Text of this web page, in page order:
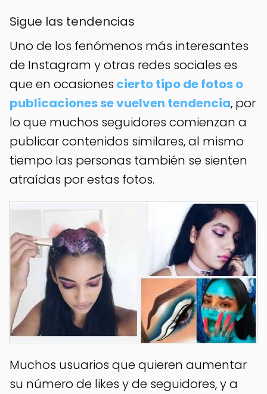
Sigue las tendencias
Uno de los fenómenos más interesantes
de Instagram y otras redes sociales es
que en ocasiones cierto tipo de fotos o
publicaciones se vuelven tendencia, por
lo que muchos seguidores comienzan a
publicar contenidos similares, al mismo
tiempo las personas también se sienten
atraídas por estas fotos.
Muchos usuarios que quieren aumentar
su número de likes y de seguidores, y a